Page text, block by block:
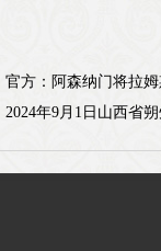
官方：阿森纳门将拉
2024年9月1日山西省